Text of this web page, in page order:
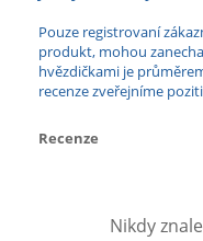
Pouze registrovaní
produkt, mohou
hvězdičkami je
recenze zveřejníme
Recenze
Nikdy